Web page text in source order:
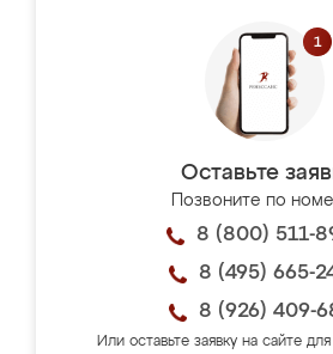
Оставьте
Позвоните по
8 (800) 511-
8 (495) 665-
8 (926) 409-
Или оставьте заявку на сайте